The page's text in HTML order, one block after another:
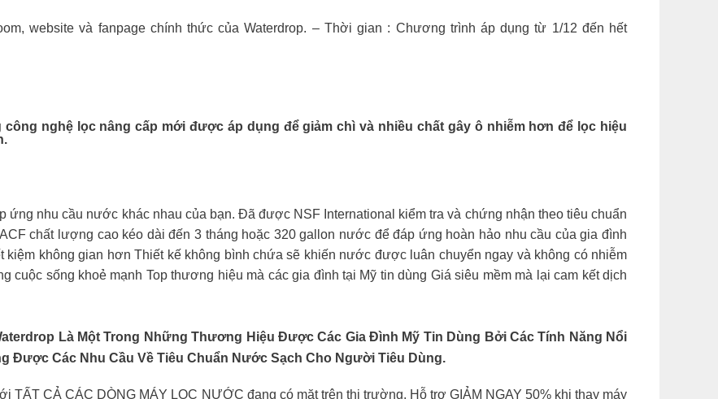
website và fanpage chính thức của Waterdrop. – Thời gian : Chương trình áp dụng từ 1/12 đến hết
nghệ lọc nâng cấp mới được áp dụng để giảm chì và nhiều chất gây ô nhiễm hơn để lọc hiệu
ứng nhu cầu nước khác nhau của bạn. Đã được NSF International kiểm tra và chứng nhận theo tiêu chuẩn
chất lượng cao kéo dài đến 3 tháng hoặc 320 gallon nước để đáp ứng hoàn hảo nhu cầu của gia đình
kiệm không gian hơn Thiết kế không bình chứa sẽ khiến nước được luân chuyển ngay và không có nhiễm
sống khoẻ mạnh Top thương hiệu mà các gia đình tại Mỹ tin dùng Giá siêu mềm mà lại cam kết dịch
Là Một Trong Những Thương Hiệu Được Các Gia Đình Mỹ Tin Dùng Bởi Các Tính Năng Nổi
Được Các Nhu Cầu Về Tiêu Chuẩn Nước Sạch Cho Người Tiêu Dùng.
TẤT CẢ CÁC DÒNG MÁY LỌC NƯỚC đang có mặt trên thị trường. Hỗ trợ GIẢM NGAY 50% khi thay máy